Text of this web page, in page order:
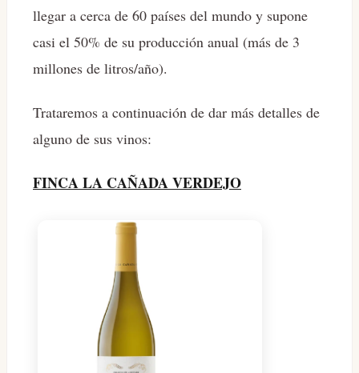
llegar a cerca de 60 países del mundo y supone
casi el 50% de su producción anual (más de 3
millones de litros/año).
Trataremos a continuación de dar más detalles de
alguno de sus vinos:
FINCA LA CAÑADA VERDEJO